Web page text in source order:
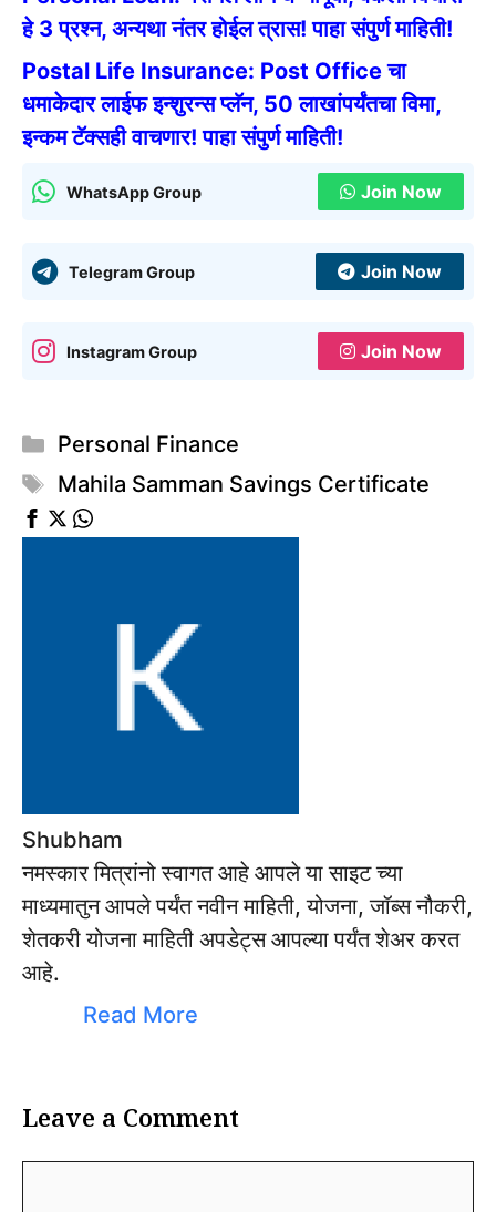
हे 3 प्रश्न, अन्यथा नंतर होईल त्रास! पाहा संपुर्ण माहिती!
Postal Life Insurance: Post Office चा
धमाकेदार लाईफ इन्शुरन्स प्लॅन, 50 लाखांपर्यंतचा विमा,
इन्कम टॅक्सही वाचणार! पाहा संपुर्ण माहिती!
WhatsApp Group Join Now
Telegram Group Join Now
Instagram Group Join Now
Categories
Personal Finance
Tags
Mahila Samman Savings Certificate
Shubham
नमस्कार मित्रांनो स्वागत आहे आपले या साइट च्या
माध्यमातुन आपले पर्यंत नवीन माहिती, योजना, जॉब्स नौकरी,
शेतकरी योजना माहिती अपडेट्स आपल्या पर्यंत शेअर करत
आहे.
Read More
Leave a Comment